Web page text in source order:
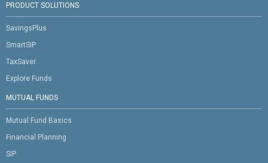
PRODUCT SOLUTIONS
SavingsPlus
SmartSIP
TaxSaver
Explore Funds
MUTUAL FUNDS
Mutual Fund Basics
Financial Planning
SIP